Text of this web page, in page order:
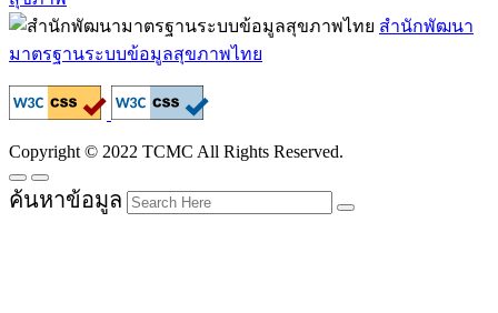
สำนักพัฒนา
มาตรฐานระบบข้อมูลสุขภาพไทย
Copyright © 2022 TCMC All Rights Reserved.
ค้นหาข้อมูล